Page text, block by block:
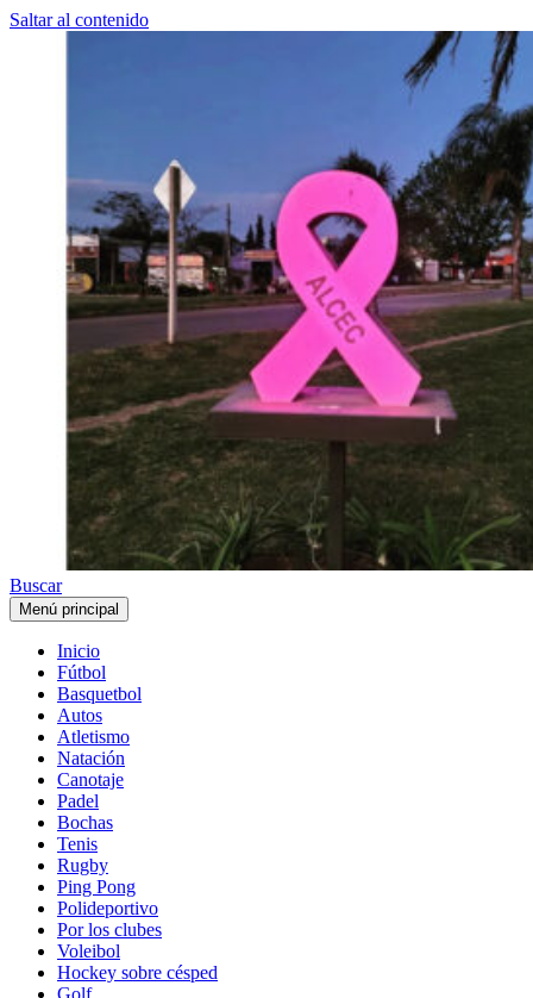
Saltar al contenido
Buscar
Menú principal
Inicio
Fútbol
Basquetbol
Autos
Atletismo
Natación
Canotaje
Padel
Bochas
Tenis
Rugby
Ping Pong
Polideportivo
Por los clubes
Voleibol
Hockey sobre césped
Golf